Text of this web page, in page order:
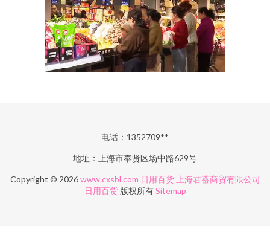
电话：1352709**
地址：上海市奉贤区场中路629号
Copyright © 2026www.cxsbl.com 日用百货 上海君蓄商贸有限公司
日用百货版权所有Sitemap